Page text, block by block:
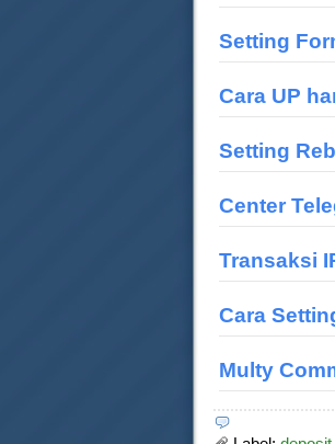
Setting
Cara UP
Setting
Center
Transaksi
Cara
Multy